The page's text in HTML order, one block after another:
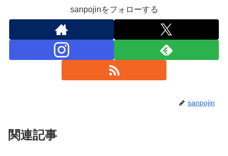
sanpojinをフォローする
sanpojin
関連記事